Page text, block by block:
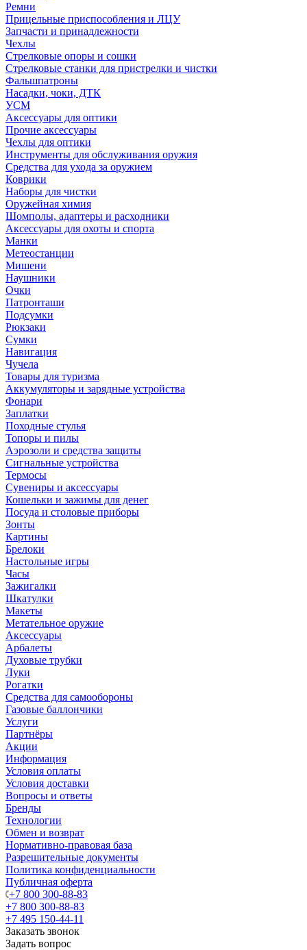
Ремни
Прицельные приспособления и ЛЦУ
Запчасти и принадлежности
Чехлы
Стрелковые опоры и сошки
Стрелковые станки для пристрелки и чистки
Фальшпатроны
Насадки, чоки, ДТК
УСМ
Аксессуары для оптики
Прочие аксессуары
Чехлы для оптики
Инструменты для обслуживания оружия
Средства для ухода за оружием
Коврики
Наборы для чистки
Оружейная химия
Шомполы, адаптеры и расходники
Аксессуары для охоты и спорта
Манки
Метеостанции
Мишени
Наушники
Очки
Патронташи
Подсумки
Рюкзаки
Сумки
Навигация
Чучела
Товары для туризма
Аккумуляторы и зарядные устройства
Фонари
Заплатки
Походные стулья
Топоры и пилы
Аэрозоли и средства защиты
Сигнальные устройства
Термосы
Сувениры и аксессуары
Кошельки и зажимы для денег
Посуда и столовые приборы
Зонты
Картины
Брелоки
Настольные игры
Часы
Зажигалки
Шкатулки
Макеты
Метательное оружие
Аксессуары
Арбалеты
Духовые трубки
Луки
Рогатки
Средства для самообороны
Газовые баллончики
Услуги
Партнёры
Акции
Информация
Условия оплаты
Условия доставки
Вопросы и ответы
Бренды
Технологии
Обмен и возврат
Нормативно-правовая база
Разрешительные документы
Политика конфиденциальности
Публичная оферта
+7 800 300-88-83
+7 800 300-88-83
+7 495 150-44-11
Заказать звонок
Задать вопрос